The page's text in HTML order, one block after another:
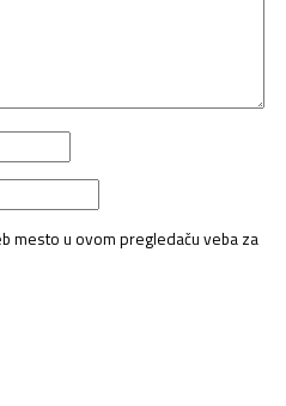
mesto u ovom pregledaču veba za